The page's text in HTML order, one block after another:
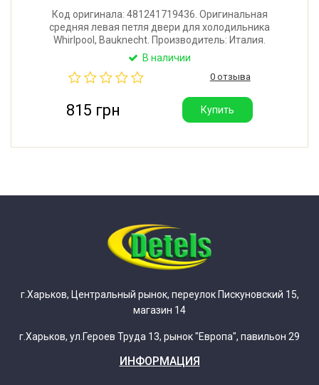
Код оригинала: 481241719436. Оригинальная
средняя левая петля двери для холодильника
Whirlpool, Bauknecht. Производитель: Италия.
В наличии
0 отзыва
815 грн Купить
г.Харьков, Центральный рынок, переулок Пискуновский 15,
магазин 14
г.Харьков, ул.Героев Труда 13, рынок "Европа", павильон 29
ИНФОРМАЦИЯ